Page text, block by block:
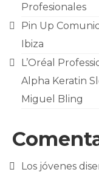
Profesionales
Pin Up
Ibiza
L’Oréal
Alpha Keratin
Miguel Bling
Los jóvenes